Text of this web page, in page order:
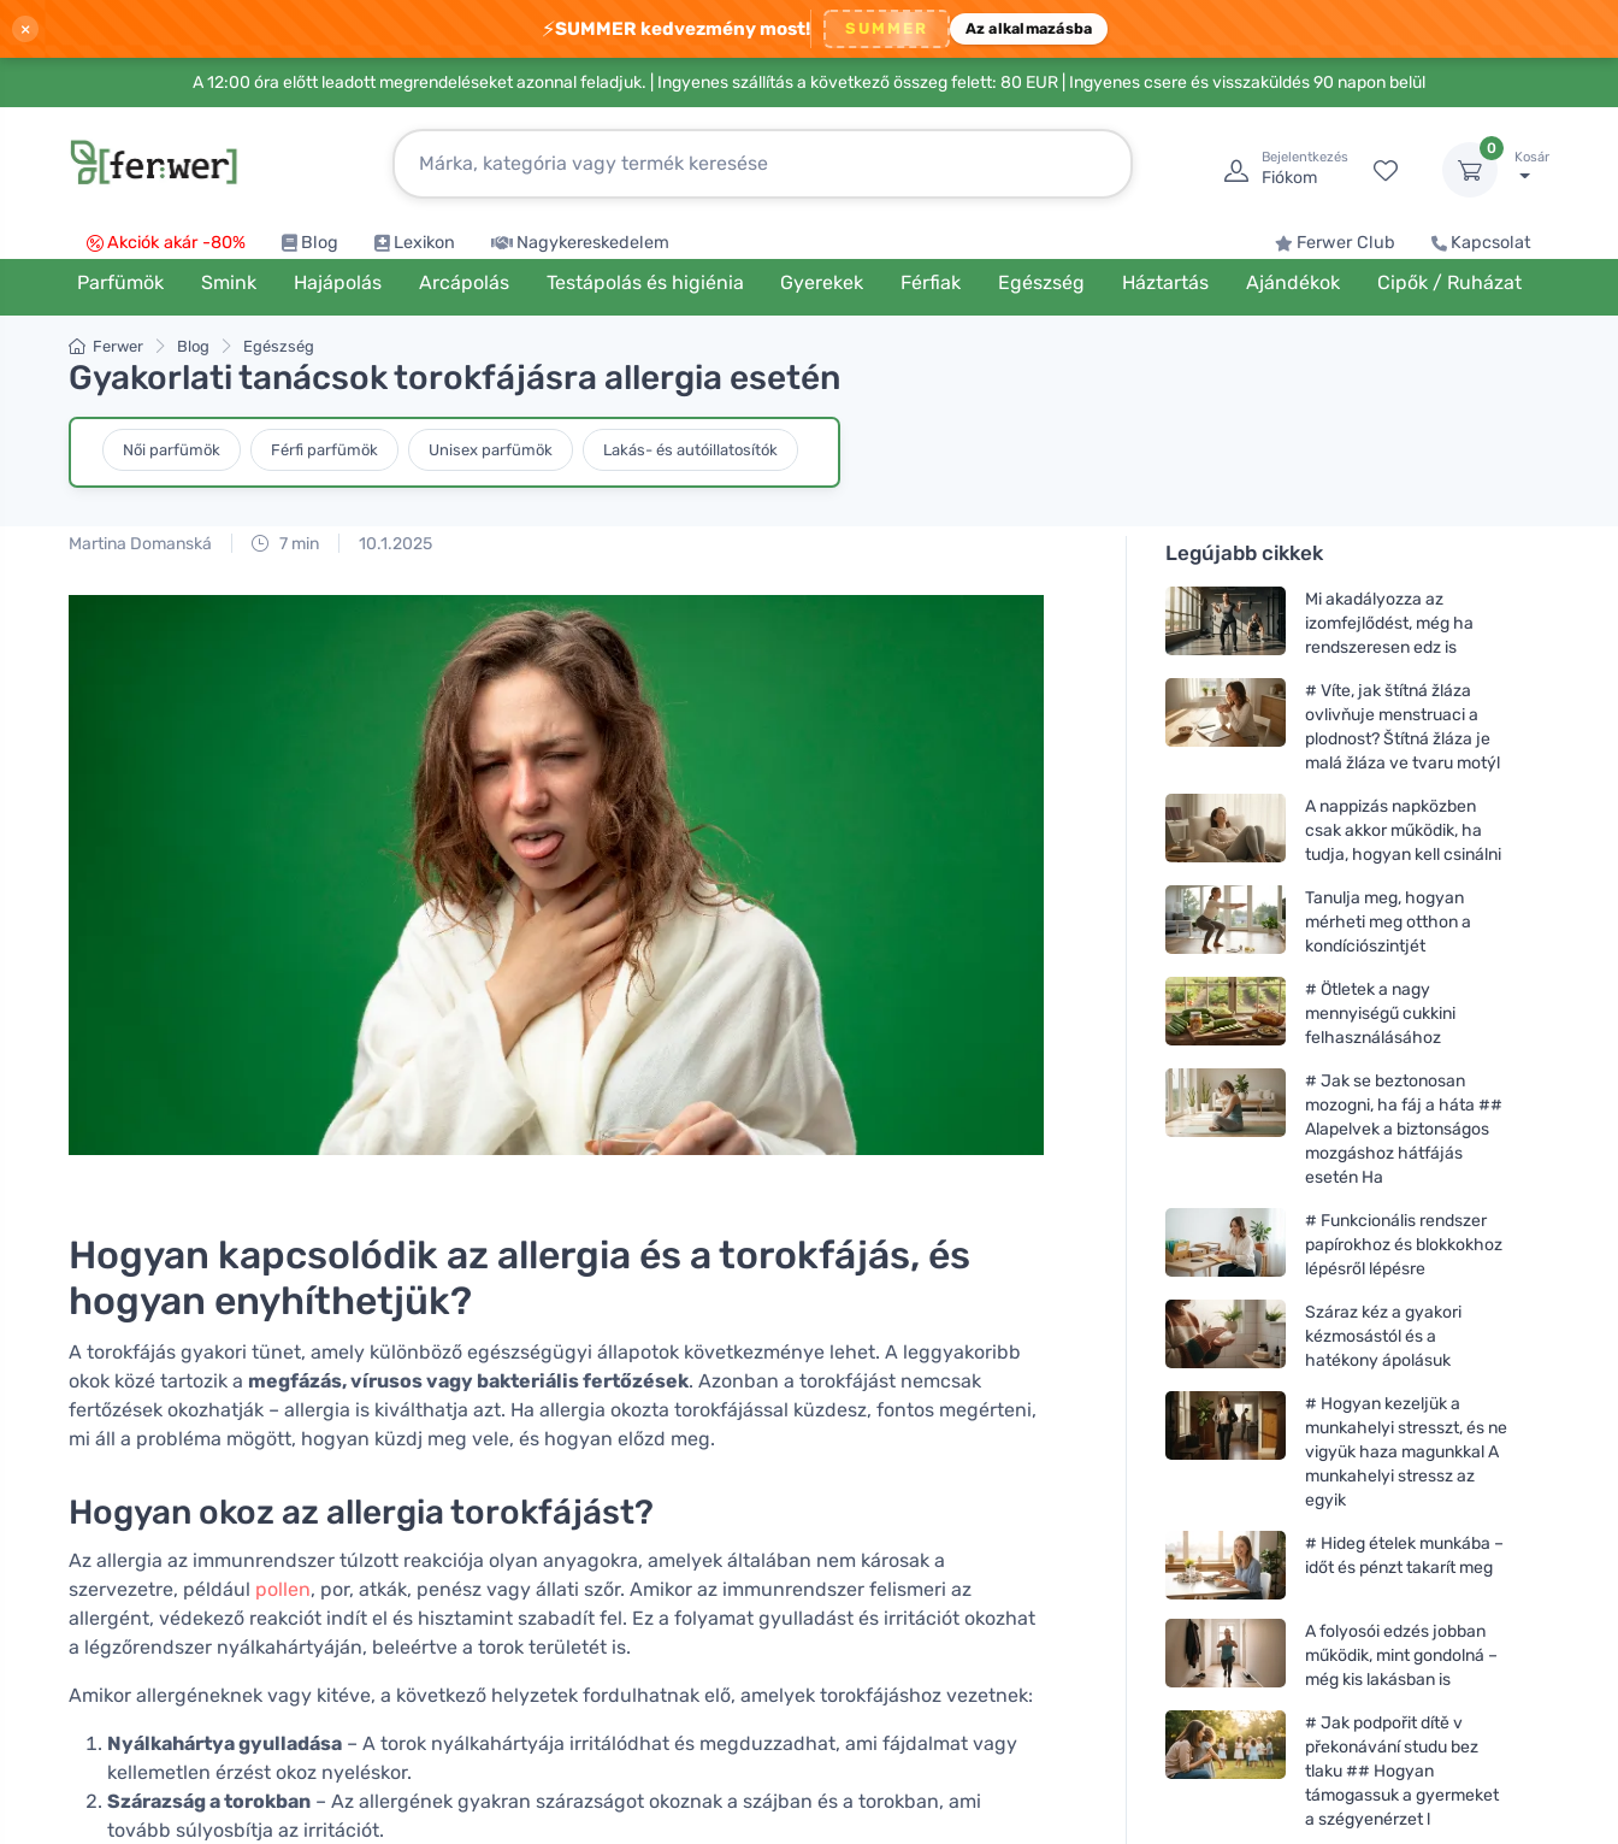
× ⚡SUMMER kedvezmény most! SUMMER Az alkalmazásba
A 12:00 óra előtt leadott megrendeléseket azonnal feladjuk. | Ingyenes szállítás a következő összeg felett: 80 EUR | Ingyenes csere és visszaküldés 90 napon belül
Bejelentkezés
Fiókom
0
Kosár
Akciók akár -80% Blog Lexikon Nagykereskedelem Ferwer Club Kapcsolat
Parfümök Smink Hajápolás Arcápolás Testápolás és higiénia Gyerekek Férfiak Egészség Háztartás Ajándékok Cipők / Ruházat
Ferwer Blog Egészség
Gyakorlati tanácsok torokfájásra allergia esetén
Női parfümök Férfi parfümök Unisex parfümök Lakás- és autóillatosítók
Martina Domanská 7 min 10.1.2025
Hogyan kapcsolódik az allergia és a torokfájás, és
hogyan enyhíthetjük?
A torokfájás gyakori tünet, amely különböző egészségügyi állapotok következménye lehet. A leggyakoribb
okok közé tartozik a megfázás, vírusos vagy bakteriális fertőzések. Azonban a torokfájást nemcsak
fertőzések okozhatják – allergia is kiválthatja azt. Ha allergia okozta torokfájással küzdesz, fontos megérteni,
mi áll a probléma mögött, hogyan küzdj meg vele, és hogyan előzd meg.
Hogyan okoz az allergia torokfájást?
Az allergia az immunrendszer túlzott reakciója olyan anyagokra, amelyek általában nem károsak a
szervezetre, például pollen, por, atkák, penész vagy állati szőr. Amikor az immunrendszer felismeri az
allergént, védekező reakciót indít el és hisztamint szabadít fel. Ez a folyamat gyulladást és irritációt okozhat
a légzőrendszer nyálkahártyáján, beleértve a torok területét is.
Amikor allergéneknek vagy kitéve, a következő helyzetek fordulhatnak elő, amelyek torokfájáshoz vezetnek:
Nyálkahártya gyulladása – A torok nyálkahártyája irritálódhat és megduzzadhat, ami fájdalmat vagy
kellemetlen érzést okoz nyeléskor.
Szárazság a torokban – Az allergének gyakran szárazságot okoznak a szájban és a torokban, ami
tovább súlyosbítja az irritációt.
Legújabb cikkek
Mi akadályozza az
izomfejlődést, még ha
rendszeresen edz is
# Víte, jak štítná žláza
ovlivňuje menstruaci a
plodnost? Štítná žláza je
malá žláza ve tvaru motýl
A nappizás napközben
csak akkor működik, ha
tudja, hogyan kell csinálni
Tanulja meg, hogyan
mérheti meg otthon a
kondíciószintjét
# Ötletek a nagy
mennyiségű cukkini
felhasználásához
# Jak se beztonosan
mozogni, ha fáj a háta ##
Alapelvek a biztonságos
mozgáshoz hátfájás
esetén Ha
# Funkcionális rendszer
papírokhoz és blokkokhoz
lépésről lépésre
Száraz kéz a gyakori
kézmosástól és a
hatékony ápolásuk
# Hogyan kezeljük a
munkahelyi stresszt, és ne
vigyük haza magunkkal A
munkahelyi stressz az
egyik
# Hideg ételek munkába –
időt és pénzt takarít meg
A folyosói edzés jobban
működik, mint gondolná –
még kis lakásban is
# Jak podpořit dítě v
překonávání studu bez
tlaku ## Hogyan
támogassuk a gyermeket
a szégyenérzet l